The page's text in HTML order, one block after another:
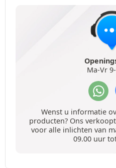
Ma-Vr
Wenst u informatie
producten? Ons
voor alle inlichten van
09.00 uur